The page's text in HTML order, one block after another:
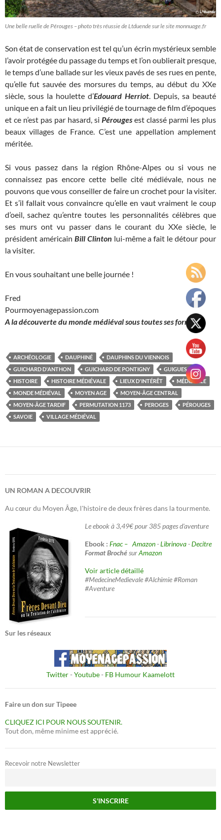
Une belle ruelle de Pérouges – photo très réussie de Ltduende sur le site monnuage.fr
Son état de conservation est tel qu’un écrin mystérieux semble
l’avoir protégée du passage du temps et l’on oublierait presque,
le temps d’une ballade sur les vieux pavés de ses rues en pente,
qu’elle fut sauvée des morsures du temps, au début du XXe
siècle, sous la houlette d’Edouard Herriot . Depuis, sa beauté
unique en a fait un lieu privilégié de tournage de film d’époques
et ce n’est pas par hasard, si Pérouges est classé parmi les plus
beaux villages de France. C’est une appellation amplement
méritée.
Si vous passez dans la région Rhône-Alpes ou si vous ne
connaissez pas encore cette belle cité médiévale, nous ne
pouvons que vous conseiller de faire un crochet pour la visiter.
Et s’il fallait vous convaincre qu’elle en vaut vraiment le coup
d’oeil, sachez qu’entre toutes les personnalités célèbres que
ses murs ont vu passer dans le courant du XXe siècle, le
président américain Bill Clinton lui-même a fait le détour pour
la visiter.
En vous souhaitant une belle journée !
Fred
Pourmoyenagepassion.com
A la découverte du monde médiéval sous toutes ses formes
ARCHÉOLOGIE DAUPHINÉ
DAUPHINS DU VIENNOIS
GUICHARD D'ANTHON
GUICHARD DE PONTIGNY
GUIGUES II
HISTOIRE
HISTOIRE MÉDIÉVALE LIEUX D'INTÉRÊT
MÉDIÉVALE
MONDE MÉDIÉVAL
MOYEN AGE
MOYEN-ÂGE CENTRAL
MOYEN-ÂGE TARDIF
PERMUTATION 1173 PEROGES
PÉROUGES
SAVOIE
VILLAGE MÉDIÉVAL
UN ROMAN A DECOUVRIR
Au cœur du Moyen Âge, l'histoire de deux frères dans la tourmente.
Le ebook à 3,49€ pour 385 pages d'aventure
Ebook : Fnac – Amazon-Librinova-Decitre
Format BrochésurAmazon
Voir article détaillé
#MedecineMedievale #Alchimie #Roman
#Aventure
Sur les réseaux
Twitter- Youtube- FB Humour Kaamelott
Faire un don sur Tipeee
CLIQUEZ ICI POUR NOUS SOUTENIR.
Tout don, même minime est apprécié.
Recevoir notre Newsletter